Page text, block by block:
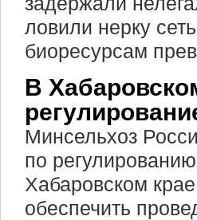
ловили нерку
биоресурсам
В
Минсельхоз
по
Хабаровском
обеспечить